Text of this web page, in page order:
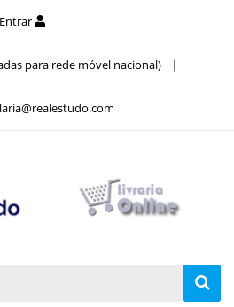
Entrar
para rede móvel nacional)